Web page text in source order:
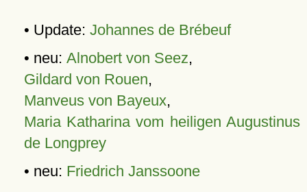
• Update: Johannes de Brébeuf
• neu: Alnobert von Seez,
Gildard von Rouen,
Manveus von Bayeux,
Maria Katharina vom heiligen Augustinus
de Longprey
• neu: Friedrich Janssoone